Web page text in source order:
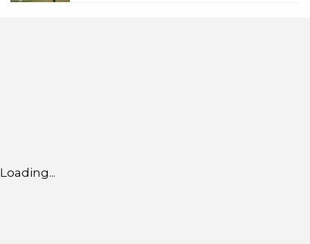
Loading...